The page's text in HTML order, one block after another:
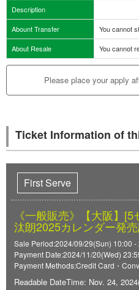
Description
Abount Transfer
You cannot
About Resale
You cannot
Please place your apply
Ticket Information of
First Serve
《一般販売》【大阪】
汰朗2025カレンダー発
Sale Period:2024/09/29(Sun) 10:00
Payment Date:2024/11/20(Wed)
Payment Methods:Credit Card・
Readable DateTime: Nov. 24,